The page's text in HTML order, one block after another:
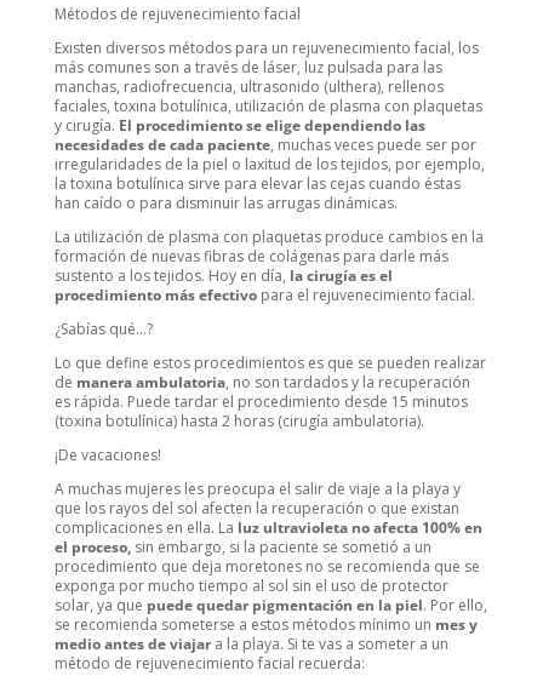
Métodos de rejuvenecimiento facial
Existen diversos métodos para un rejuvenecimiento facial, los
más comunes son a través de láser, luz pulsada para las
manchas, radiofrecuencia, ultrasonido (ulthera), rellenos
faciales, toxina botulínica, utilización de plasma con plaquetas
y cirugía. El procedimiento se elige dependiendo las
necesidades de cada paciente, muchas veces puede ser por
irregularidades de la piel o laxitud de los tejidos, por ejemplo,
la toxina botulínica sirve para elevar las cejas cuando éstas
han caído o para disminuir las arrugas dinámicas.
La utilización de plasma con plaquetas produce cambios en la
formación de nuevas fibras de colágenas para darle más
sustento a los tejidos. Hoy en día, la cirugía es el
procedimiento más efectivopara el rejuvenecimiento facial.
¿Sabías qué…?
Lo que define estos procedimientos es que se pueden realizar
de manera ambulatoria, no son tardados y la recuperación
es rápida. Puede tardar el procedimiento desde 15 minutos
(toxina botulínica) hasta 2 horas (cirugía ambulatoria).
¡De vacaciones!
A muchas mujeres les preocupa el salir de viaje a la playa y
que los rayos del sol afecten la recuperación o que existan
complicaciones en ella. La luz ultravioleta no afecta 100% en
el proceso,sin embargo, si la paciente se sometió a un
procedimiento que deja moretones no se recomienda que se
exponga por mucho tiempo al sol sin el uso de protector
solar, ya que puede quedar pigmentación en la piel. Por ello,
se recomienda someterse a estos métodos mínimo un mes y
medio antes de viajara la playa. Si te vas a someter a un
método de rejuvenecimiento facial recuerda: